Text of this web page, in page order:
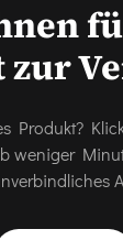
zur
Produkt?
weniger